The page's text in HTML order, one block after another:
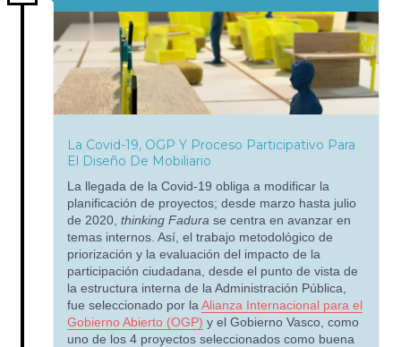
La Covid-19, OGP Y Proceso Participativo Para
El Diseño De Mobiliario
La llegada de la Covid-19 obliga a modificar la
planificación de proyectos; desde marzo hasta julio
de 2020, thinking Fadura se centra en avanzar en
temas internos. Así, el trabajo metodológico de
priorización y la evaluación del impacto de la
participación ciudadana, desde el punto de vista de
la estructura interna de la Administración Pública,
fue seleccionado por la Alianza Internacional para el
Gobierno Abierto (OGP) y el Gobierno Vasco, como
uno de los 4 proyectos seleccionados como buena